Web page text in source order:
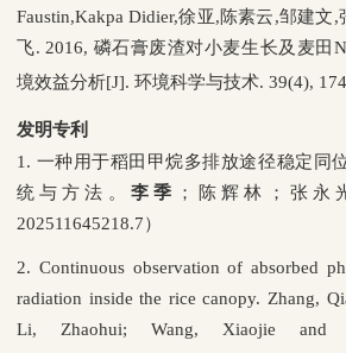
Faustin,Kakpa Didier,徐亚,陈素云,邹建文,
飞. 2016, 磷石膏废渣对小麦生长及麦田 N
境效益分析[J]. 环境科学与技术. 39(4),
发明专利
1. 一种用于稻田甲烷多排放途径稳定同
统与方法。 李季 ；陈辉林；张永
202511645218.7）
2. Continuous observation of absorbed
radiation inside the rice canopy. Zhang,
Li, Zhaohui; Wang, Xiaojie and